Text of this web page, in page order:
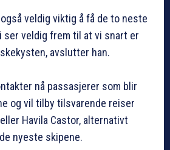
veldig viktig å få de to neste
ser veldig frem til at vi snart er
avslutter han.
nå passasjerer som blir
og vil tilby tilsvarende reiser
Havila Castor, alternativt
nyeste skipene.